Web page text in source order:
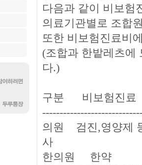
다음과 같이 비보험
의료기관별로 조합
또한 비보험진료비
(조합과 한밭레츠에
다.)
구분 비보험진
의원 검진,영
사
한의원 한